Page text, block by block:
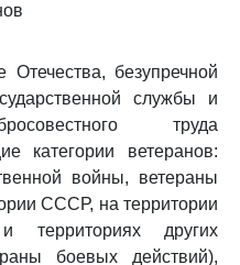
безупречной
службы и
труда
категории ветеранов:
войны, ветераны
СССР, на территории
территориях других
боевых действий),